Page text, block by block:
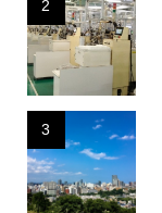
2
3